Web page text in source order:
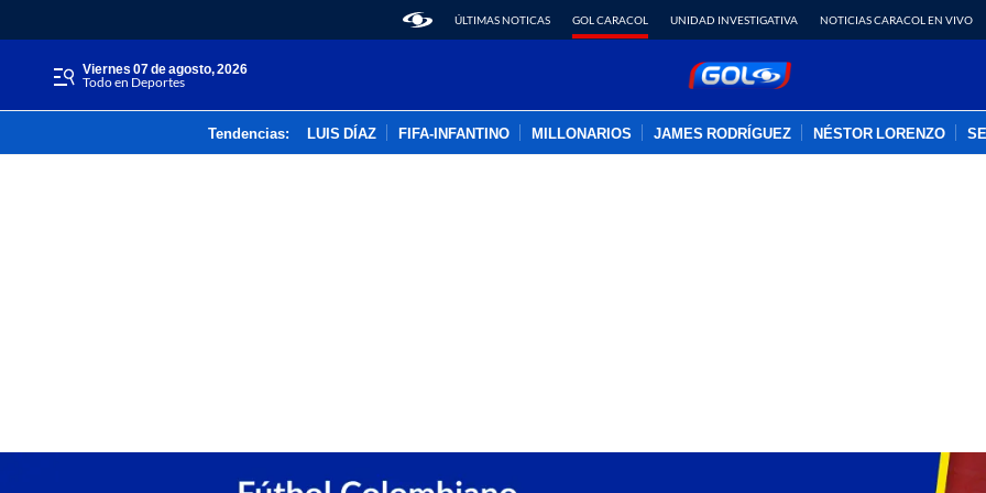
ÚLTIMAS NOTICAS GOL CARACOL UNIDAD INVESTIGATIVA NOTICIAS CARACOL EN VIVO
viernes 07 de agosto, 2026
Todo en Deportes
Tendencias: LUIS DÍAZ FIFA-INFANTINO MILLONARIOS JAMES RODRÍGUEZ NÉSTOR LORENZO